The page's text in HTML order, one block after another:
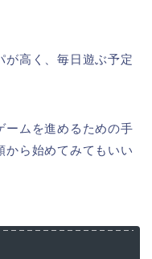
が高く、毎日遊ぶ予定
ームを進めるための手
から始めてみてもいい